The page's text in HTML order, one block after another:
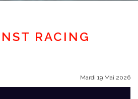
RACING
Mardi 19 Mai 2026